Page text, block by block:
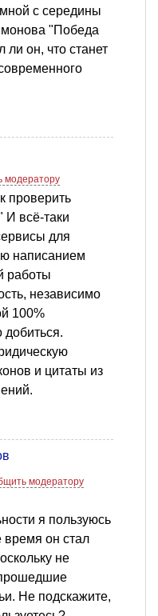
с середины
"Победа
он, что станет
модератору
проверить
И всё-таки
для
написанием
работы
независимо
100%
добиться.
и цитаты из
модератору
я пользуюсь
время он стал
не
Не подскажите,